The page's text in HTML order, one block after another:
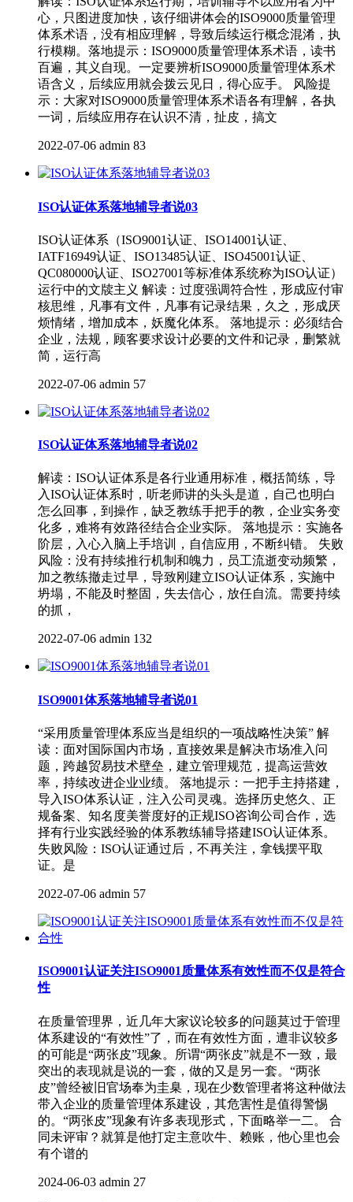
心，只图进度加快，该仔细讲体会的ISO9000质量管理
体系术语，没有相应理解，导致后续运行概念混淆，执
行模糊。落地提示：ISO9000质量管理体系术语，读书
百遍，其义自现。一定要辨析ISO9000质量管理体系术
语含义，后续应用就会拨云见日，得心应手。 风险提
示：大家对ISO9000质量管理体系术语各有理解，各执
一词，后续应用存在认识不清，扯皮，搞文
2022-07-06 admin 83
ISO认证体系落地辅导者说03
ISO认证体系（ISO9001认证、ISO14001认证、
IATF16949认证、ISO13485认证、ISO45001认证、
QC080000认证、ISO27001等标准体系统称为ISO认证）
运行中的文牍主义 解读：过度强调符合性，形成应付审
核思维，凡事有文件，凡事有记录结果，久之，形成厌
烦情绪，增加成本，妖魔化体系。 落地提示：必须结合
企业，法规，顾客要求设计必要的文件和记录，删繁就
简，运行高
2022-07-06 admin 57
​ISO认证体系落地辅导者说02
解读：ISO认证体系是各行业通用标准，概括简练，导
入ISO认证体系时，听老师讲的头头是道，自己也明白
怎么回事，到操作，缺乏教练手把手的教，企业实务变
化多，难将有效路径结合企业实际。 落地提示：实施各
阶层，入心入脑上手培训，自信应用，不断纠错。 失败
风险：没有持续推行机制和魄力，员工流逝变动频繁，
加之教练撤走过早，导致刚建立ISO认证体系，实施中
坍塌，不能及时整固，失去信心，放任自流。需要持续
的抓，
2022-07-06 admin 132
ISO9001体系落地辅导者说01
“采用质量管理体系应当是组织的一项战略性决策” 解
读：面对国际国内市场，直接效果是解决市场准入问
题，跨越贸易技术壁垒，建立管理规范，提高运营效
率，持续改进企业业绩。 落地提示：一把手主持搭建，
导入ISO体系认证，注入公司灵魂。选择历史悠久、正
规备案、知名度美誉度好的正规ISO咨询公司合作，选
择有行业实践经验的体系教练辅导搭建ISO认证体系。
失败风险：ISO认证通过后，不再关注，拿钱摆平取
证。是
2022-07-06 admin 57
ISO9001认证关注ISO9001质量体系有效性而不仅是符合
性
在质量管理界，近几年大家议论较多的问题莫过于管理
体系建设的“有效性”了，而在有效性方面，遭非议较多
的可能是“两张皮”现象。所谓“两张皮”就是不一致，最
突出的表现就是说的一套，做的又是另一套。“两张
皮”曾经被旧官场奉为圭臬，现在少数管理者将这种做法
带入企业的质量管理体系建设，其危害性是值得警惕
的。“两张皮”现象有许多表现形式，下面略举一二。 合
同未评审？就算是他打定主意吹牛、赖账，他心里也会
有个谱的
2024-06-03 admin 27